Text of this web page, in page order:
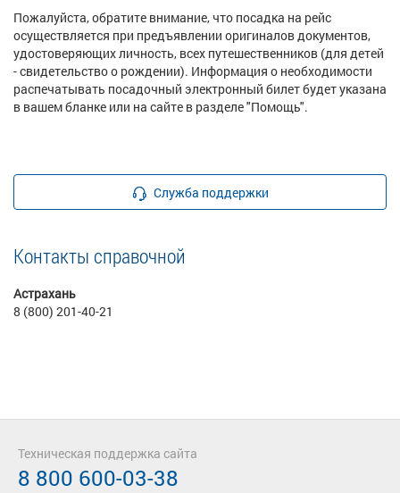
Пожалуйста, обратите внимание, что посадка на рейс
осуществляется при предъявлении оригиналов документов,
удостоверяющих личность, всех путешественников (для детей
- свидетельство о рождении). Информация о необходимости
распечатывать посадочный электронный билет будет указана
в вашем бланке или на сайте в разделе "Помощь".
Служба поддержки
Контакты справочной
Астрахань
8 (800) 201-40-21
Техническая поддержка сайта
8 800 600-03-38